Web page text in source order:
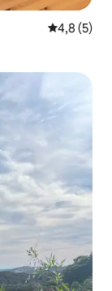
Évaluation
4,8 (5)